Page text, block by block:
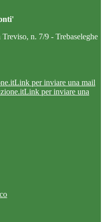
n. 7/9 - Trebaseleghe
Link per inviare una mail
Link per inviare una